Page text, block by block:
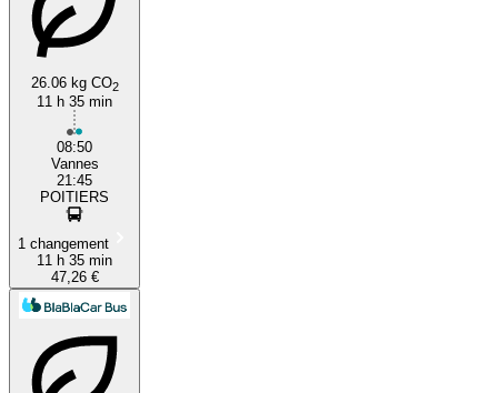
26.06 kg CO2
11 h 35 min
08:50
Vannes
21:45
POITIERS
1 changement
11 h 35 min
47,26 €